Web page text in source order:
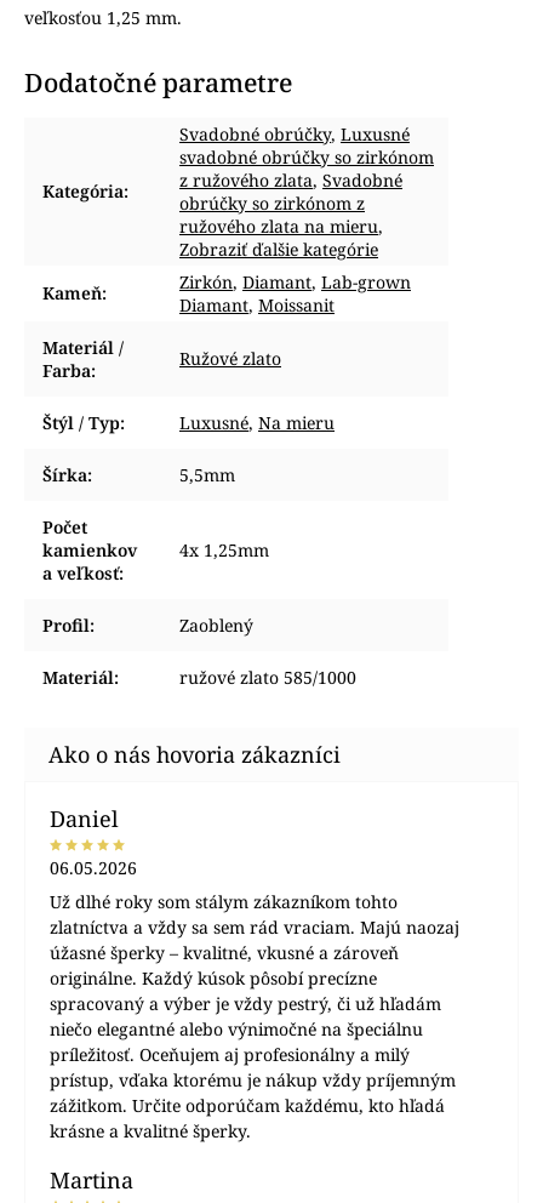
veľkosťou 1,25 mm.
Dodatočné parametre
Kategória:
Svadobné obrúčky, Luxusné
svadobné obrúčky so zirkónom
z ružového zlata, Svadobné
obrúčky so zirkónom z
ružového zlata na mieru,
Zobraziť ďalšie kategórie
Kameň: Zirkón, Diamant, Lab-grown
Diamant, Moissanit
Materiál /
Farba:
Ružové zlato
Štýl / Typ: Luxusné, Na mieru
Šírka: 5,5mm
Počet
kamienkov
a veľkosť:
4x 1,25mm
Profil: Zaoblený
Materiál: ružové zlato 585/1000
Daniel
06.05.2026
Už dlhé roky som stálym zákazníkom tohto
zlatníctva a vždy sa sem rád vraciam. Majú naozaj
úžasné šperky – kvalitné, vkusné a zároveň
originálne. Každý kúsok pôsobí precízne
spracovaný a výber je vždy pestrý, či už hľadám
niečo elegantné alebo výnimočné na špeciálnu
príležitosť. Oceňujem aj profesionálny a milý
prístup, vďaka ktorému je nákup vždy príjemným
zážitkom. Určite odporúčam každému, kto hľadá
krásne a kvalitné šperky.
Martina